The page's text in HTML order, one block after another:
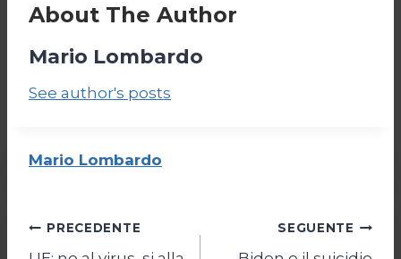
About The Author
Mario Lombardo
See author's posts
Mario Lombardo
Navigazione
PRECEDENTE SEGUENTE